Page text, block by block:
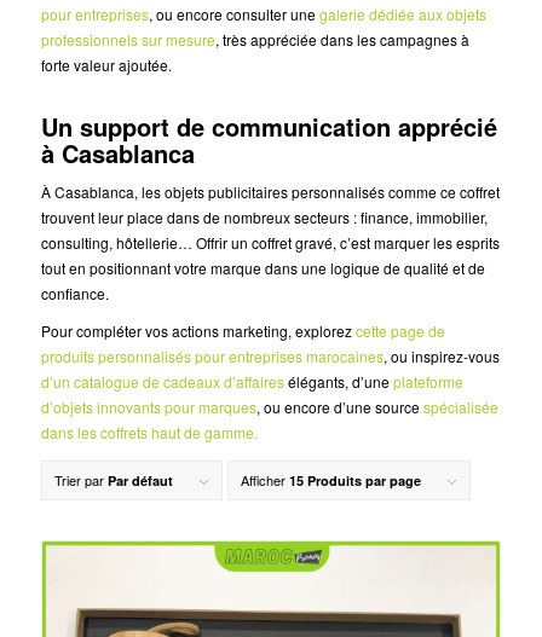
pour entreprises, ou encore consulter unegalerie dédiée aux objets
professionnels sur mesure, très appréciée dans les campagnes à
forte valeur ajoutée.
Un support de communication apprécié
à Casablanca
À Casablanca, les objets publicitaires personnalisés comme ce coffret
trouvent leur place dans de nombreux secteurs : finance, immobilier,
consulting, hôtellerie… Offrir un coffret gravé, c’est marquer les esprits
tout en positionnant votre marque dans une logique de qualité et de
confiance.
Pour compléter vos actions marketing, explorezcette page de
produits personnalisés pour entreprises marocaines, ou inspirez-vous
d’un catalogue de cadeaux d’affairesélégants, d’uneplateforme
d’objets innovants pour marques, ou encore d’une sourcespécialisée
dans les coffrets haut de gamme.
Trier par Par défaut Afficher 15 Produits par page